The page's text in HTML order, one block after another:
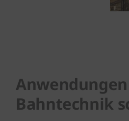
Bahntechnik